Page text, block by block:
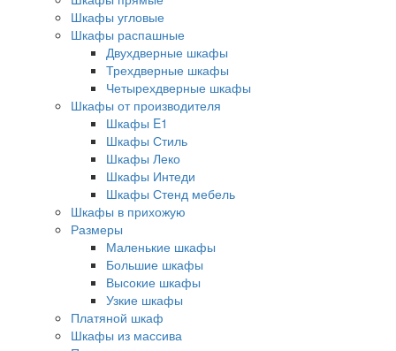
Шкафы угловые
Шкафы распашные
Двухдверные шкафы
Трехдверные шкафы
Четырехдверные шкафы
Шкафы от производителя
Шкафы E1
Шкафы Стиль
Шкафы Леко
Шкафы Интеди
Шкафы Стенд мебель
Шкафы в прихожую
Размеры
Маленькие шкафы
Большие шкафы
Высокие шкафы
Узкие шкафы
Платяной шкаф
Шкафы из массива